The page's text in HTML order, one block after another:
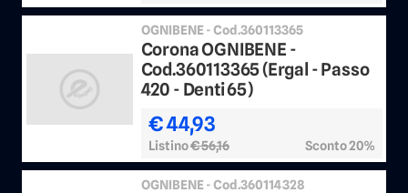
OGNIBENE - Cod.360113365
Corona OGNIBENE -
Cod.360113365 (Ergal - Passo
420 - Denti 65)
€ 44,93
Listino€ 56,16 Sconto 20%
OGNIBENE - Cod.360114328